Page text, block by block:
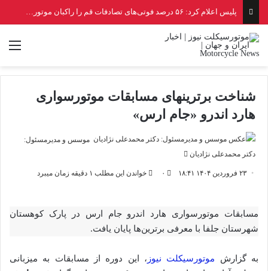
پلیس اعلام کرد: ۵۶ درصد فوتی‌های تصادفات قم را راکبان موتورسیکلت تشکیل می‌دهند
شناخت برترینهای مسابقات موتورسواری
هارد اندرو «جام ارس»
موسس و مدیرمسئول:
دکتر محمدعلی نژادیان
۲۳ فروردین ۱۴۰۴ ۱۸:۴۱ ۰ خواندن این مطلب ۱ دقیقه زمان میبرد
مسابقات موتورسواری هارد اندرو جام ارس در پارک کوهستان
شهرستان جلفا با معرفی برترین‌ها پایان یافت.
به گزارش موتورسیکلت نیوز ، این دوره از مسابقات به میزبانی